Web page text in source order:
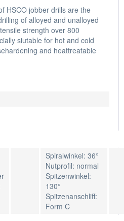
HSCO jobber drills are the
of alloyed and unalloyed
strength over 800
siutable for hot and cold
and heattreatable
Spiralwinkel: 36°
Nutprofil: normal
Spitzenwinkel:
130°
Spitzenanschliff:
Form C